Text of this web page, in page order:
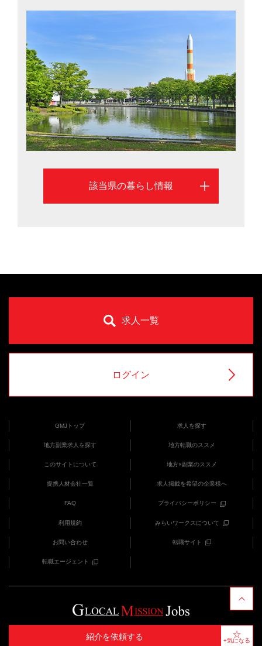
紹介を依頼する +気になる
は約45分とアクセスも良く、通勤や買い物の目的で都心
にでかける人も少なくありません。また、勤労者世帯の
実収入は全国2位と、働く世帯が比較的裕福な暮らしをし
ているといえます。歴史情緒ある水戸市と発展が進むつ
くば市を中心に茨城県での暮らしを考える際に役立つ情
報を掲載しています
該当県の暮らし情報
求人一覧
ログイン
GMJトップ 求人を探す
地方副業求人を探す 地方転職のススメ
このサイトについて 地方×副業のススメ
提携人材会社一覧 求人掲載を希望の企業様へ
FAQ プライバシーポリシー
利用規約 みらいワークスについて
お問い合わせ 転職サイト
転職エージェント